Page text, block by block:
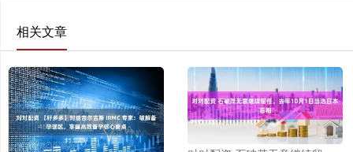
相关文章